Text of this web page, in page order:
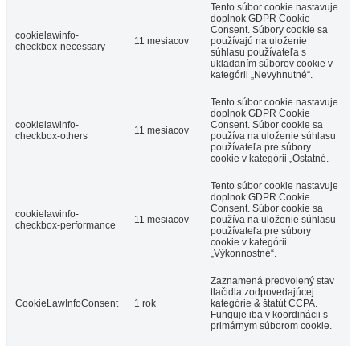
cookielawinfo-
checkbox-necessary
11 mesiacov
Tento súbor cookie nastavuje
doplnok GDPR Cookie
Consent. Súbory cookie sa
používajú na uloženie
súhlasu používateľa s
ukladaním súborov cookie v
kategórii „Nevyhnutné“.
cookielawinfo-
checkbox-others
11 mesiacov
Tento súbor cookie nastavuje
doplnok GDPR Cookie
Consent. Súbor cookie sa
používa na uloženie súhlasu
používateľa pre súbory
cookie v kategórii „Ostatné.
cookielawinfo-
checkbox-performance
11 mesiacov
Tento súbor cookie nastavuje
doplnok GDPR Cookie
Consent. Súbor cookie sa
používa na uloženie súhlasu
používateľa pre súbory
cookie v kategórii
„Výkonnostné“.
CookieLawInfoConsent 1 rok
Zaznamená predvolený stav
tlačidla zodpovedajúcej
kategórie & štatút CCPA.
Funguje iba v koordinácii s
primárnym súborom cookie.